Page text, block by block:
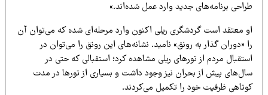
برنامه‌های جدید وارد عمل شده‌اند.»
معتقد است گردشگری ریلی اکنون وارد مرحله‌ای شده که می‌توان آن
«دوران گذار به رونق» نامید. نشانه‌های این رونق را می‌توان در
مردم از تورهای ریلی مشاهده کرد؛ استقبالی که حتی در
پیش از بحران نیز وجود داشت و بسیاری از تورها در مدت
ظرفیت خود را تکمیل می‌کردند.